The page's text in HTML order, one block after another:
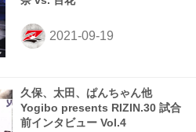
久保、太田、ぱんちゃん他
Yogibo presents RIZIN.30 試合
前インタビュー Vol.4